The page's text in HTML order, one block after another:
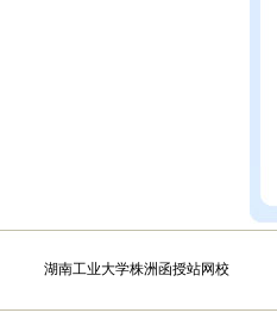
湖南工业大学株洲函授站网校